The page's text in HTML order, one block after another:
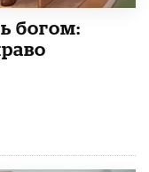
богом: